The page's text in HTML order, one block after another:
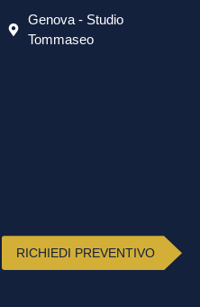
Genova - Studio
Tommaseo
RICHIEDI PREVENTIVO